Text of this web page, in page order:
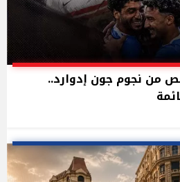
من نجوم جون إدوارد..